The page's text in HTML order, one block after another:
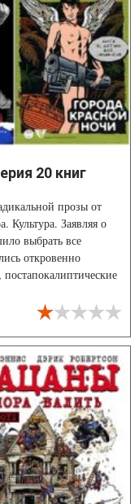
20 книг
прозы от
Культура. Заявляя о
выбрать все
откровенно
роман Д. Нестерова.